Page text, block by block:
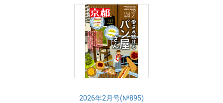
2026年2月号(№895)